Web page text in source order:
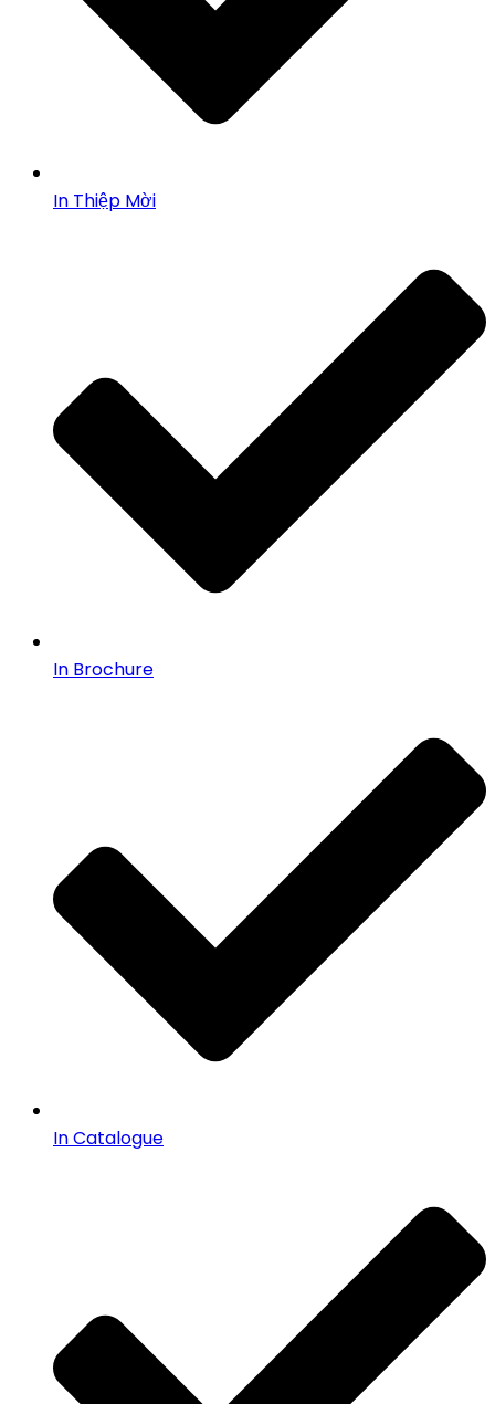
In Thiệp Mời
In Brochure
In Catalogue